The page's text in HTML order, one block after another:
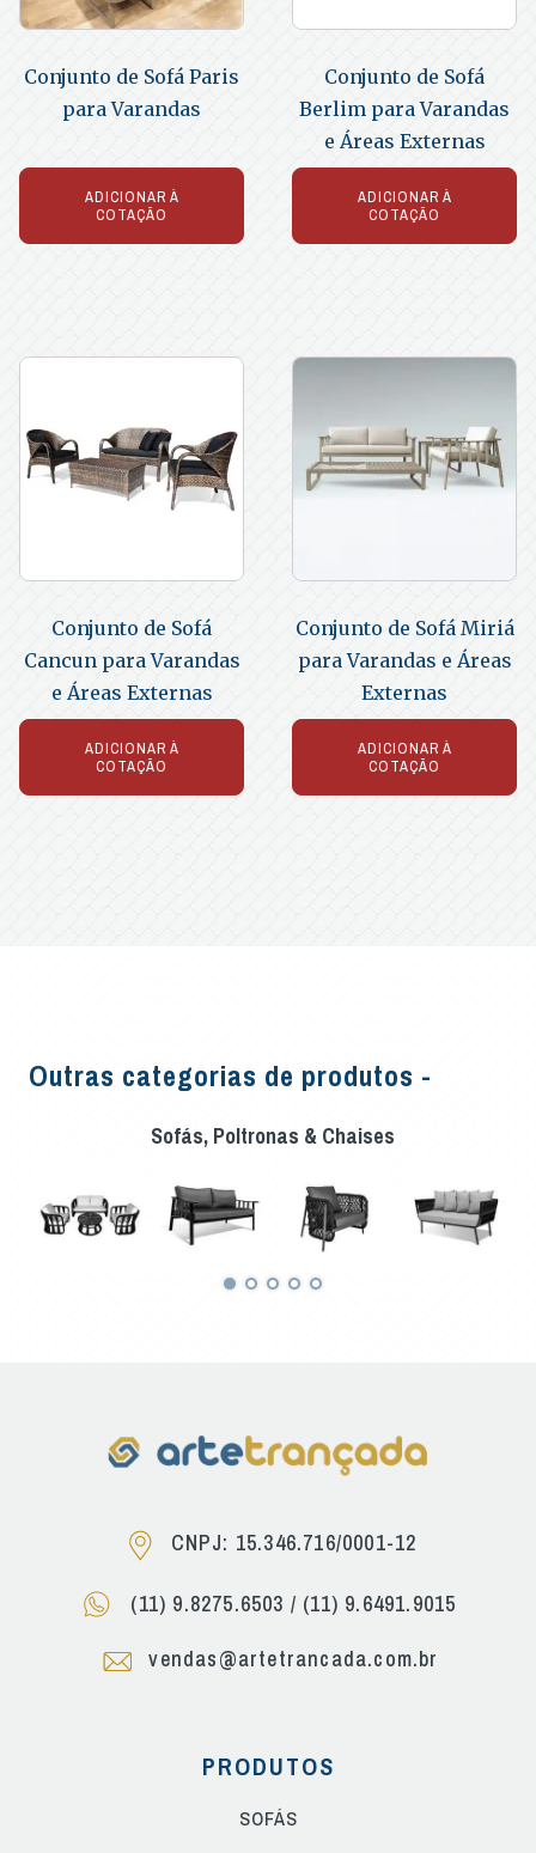
Conjunto de Sofá Paris
para Varandas
ADICIONAR À
COTAÇÃO
Conjunto de Sofá
Berlim para Varandas
e Áreas Externas
ADICIONAR À
COTAÇÃO
Conjunto de Sofá
Cancun para Varandas
e Áreas Externas
ADICIONAR À
COTAÇÃO
Conjunto de Sofá Miriá
para Varandas e Áreas
Externas
ADICIONAR À
COTAÇÃO
Outras categorias de produtos -
Sofás, Poltronas & Chaises
CNPJ: 15.346.716/0001-12
(11) 9.8275.6503 / (11) 9.6491.9015
vendas@artetrancada.com.br
PRODUTOS
SOFÁS